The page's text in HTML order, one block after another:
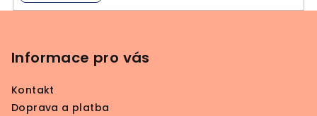
Informace pro vás
Kontakt
Doprava a platba